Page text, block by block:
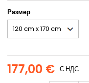
Размер
177,00 € С НДС